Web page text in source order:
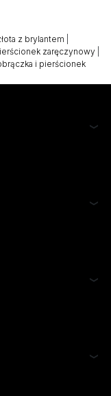
z brylantem
zaręczynowy
i pierścionek